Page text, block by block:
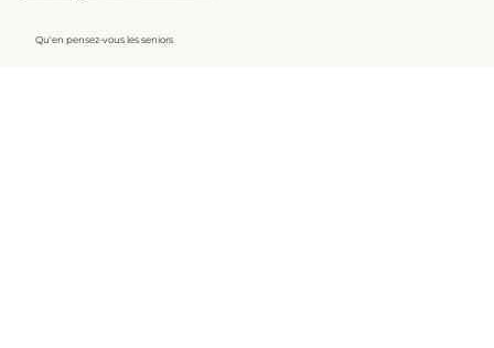
Qu'en pensez-vous les seniors